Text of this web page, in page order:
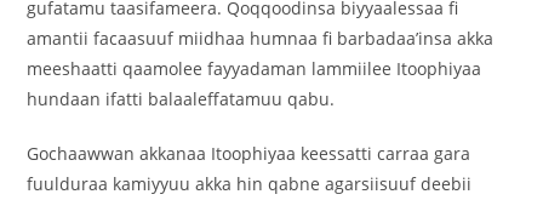
gufatamu taasifameera. Qoqqoodinsa biyyaalessaa fi
amantii facaasuuf miidhaa humnaa fi barbadaa’insa akka
meeshaatti qaamolee fayyadaman lammiilee Itoophiyaa
hundaan ifatti balaaleffatamuu qabu.
Gochaawwan akkanaa Itoophiyaa keessatti carraa gara
fuulduraa kamiyyuu akka hin qabne agarsiisuuf deebii